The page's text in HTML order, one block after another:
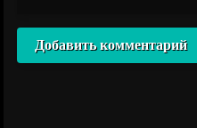
Добавить комментарий